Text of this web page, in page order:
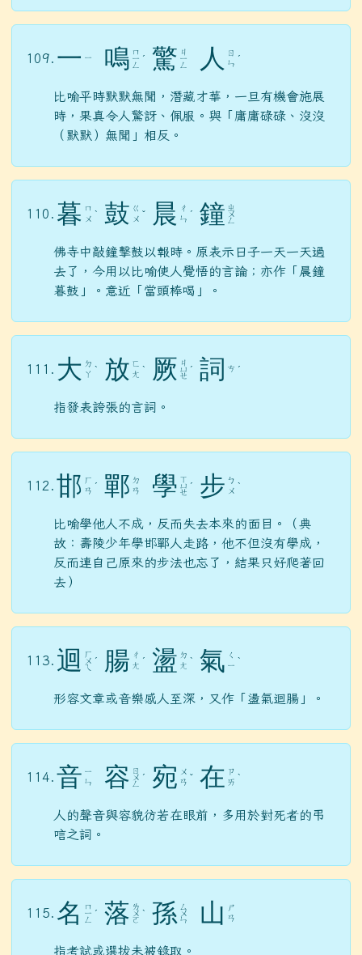
109. 一 ㄧ 鳴 ㄇ
ㄧ
ㄥ
ˊ 驚 ㄐ
ㄧ
ㄥ 人
ㄖ
ㄣ ˊ
比喻平時默默無聞，潛藏才華，一旦有機會施展
時，果真令人驚訝、佩服。與「庸庸碌碌、沒沒
（默默）無聞」相反。
110. 暮 ㄇ
ㄨ ˋ 鼓 ㄍ
ㄨ ˇ 晨
ㄔ
ㄣ ˊ 鐘 ㄓ
ㄨ
ㄥ
佛寺中敲鐘擊鼓以報時。原表示日子一天一天過
去了，今用以比喻使人覺悟的言論；亦作「晨鐘
暮鼓」。意近「當頭棒喝」。
111. 大 ㄉ
ㄚ ˋ 放 ㄈ
ㄤ ˋ 厥 ㄐ
ㄩ
ㄝ
ˊ 詞 ㄘ ˊ
指發表誇張的言詞。
112. 邯 ㄏ
ㄢ ˊ 鄲 ㄉ
ㄢ
學 ㄒ
ㄩ
ㄝ
ˊ 步 ㄅ
ㄨ ˋ
比喻學他人不成，反而失去本來的面目。（典
故：壽陵少年學邯鄲人走路，他不但沒有學成，
反而連自己原來的步法也忘了，結果只好爬著回
去）
113. 迴 ㄏ
ㄨ
ㄟ
ˊ 腸 ㄔ
ㄤ ˊ 盪 ㄉ
ㄤ ˋ 氣 ㄑ
ㄧ ˋ
形容文章或音樂感人至深，又作「盪氣迴腸」。
114. 音 ㄧ
ㄣ
容 ㄖ
ㄨ
ㄥ
ˊ 宛 ㄨ
ㄢ ˇ 在 ㄗ
ㄞ ˋ
人的聲音與容貌彷若在眼前，多用於對死者的弔
唁之詞。
115. 名 ㄇ
ㄧ
ㄥ
ˊ 落 ㄌ
ㄨ
ㄛ
ˋ 孫 ㄙ
ㄨ
ㄣ 山
ㄕ
ㄢ
指考試或選拔未被錄取。